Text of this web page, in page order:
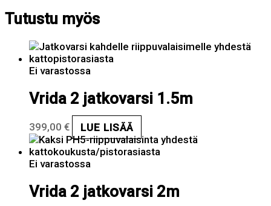
Tutustu myös
Ei varastossa
Vrida 2 jatkovarsi 1.5m
399,00 € LUE LISÄÄ
Ei varastossa
Vrida 2 jatkovarsi 2m